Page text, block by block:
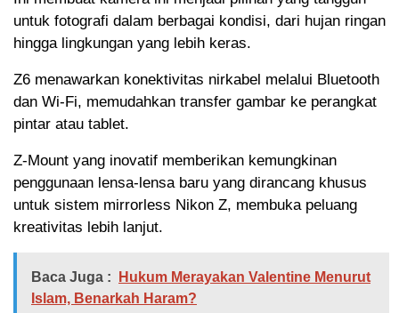
untuk fotografi dalam berbagai kondisi, dari hujan ringan
hingga lingkungan yang lebih keras.
Z6 menawarkan konektivitas nirkabel melalui Bluetooth
dan Wi-Fi, memudahkan transfer gambar ke perangkat
pintar atau tablet.
Z-Mount yang inovatif memberikan kemungkinan
penggunaan lensa-lensa baru yang dirancang khusus
untuk sistem mirrorless Nikon Z, membuka peluang
kreativitas lebih lanjut.
Baca Juga :
Hukum Merayakan Valentine Menurut
Islam, Benarkah Haram?